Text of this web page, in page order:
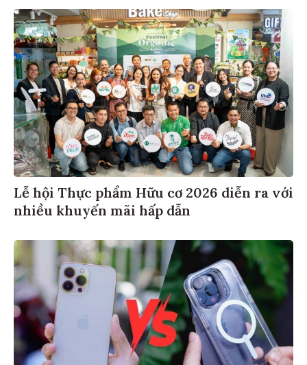
Lễ hội Thực phẩm Hữu cơ 2026 diễn ra với
nhiều khuyến mãi hấp dẫn